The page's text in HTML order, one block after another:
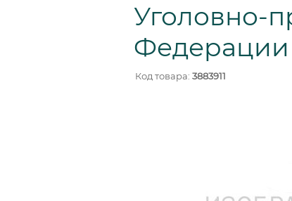
Уголовно-
Федерации
Код товара: 3883911